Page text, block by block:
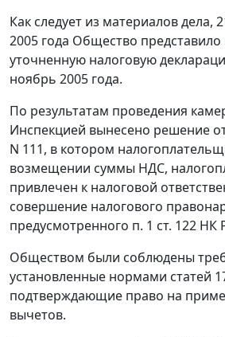
Как следует из материалов дела,
2005 года Общество
уточненную налоговую
ноябрь 2005 года.
По результатам проведения
Инспекцией вынесено решение
N 111, в котором
возмещении суммы НДС,
привлечен к налоговой
совершение налогового
предусмотренного п. 1 ст. 122 НК
Обществом были соблюдены
установленные нормами статей
подтверждающие право на
вычетов.